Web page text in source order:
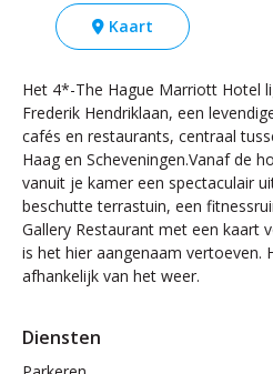
Kaart
Het 4*-The Hague Marriott Hotel
Frederik Hendriklaan, een
cafés en restaurants, centraal
Haag en Scheveningen.Vanaf de
vanuit je kamer een spectaculair
beschutte terrastuin, een
Gallery Restaurant met een kaart
is het hier aangenaam vertoeven.
afhankelijk van het weer.
Diensten